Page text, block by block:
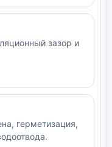
зазор и
герметизация,